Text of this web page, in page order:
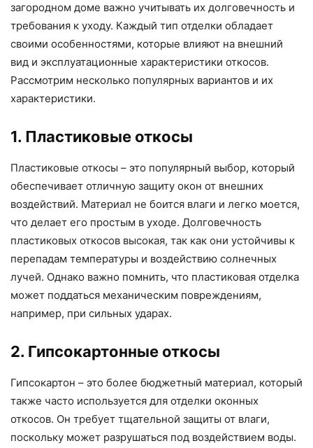
загородном доме важно учитывать их долговечность и
требования к уходу. Каждый тип отделки обладает
своими особенностями, которые влияют на внешний
вид и эксплуатационные характеристики откосов.
Рассмотрим несколько популярных вариантов и их
характеристики.
1. Пластиковые откосы
Пластиковые откосы – это популярный выбор, который
обеспечивает отличную защиту окон от внешних
воздействий. Материал не боится влаги и легко моется,
что делает его простым в уходе. Долговечность
пластиковых откосов высокая, так как они устойчивы к
перепадам температуры и воздействию солнечных
лучей. Однако важно помнить, что пластиковая отделка
может поддаться механическим повреждениям,
например, при сильных ударах.
2. Гипсокартонные откосы
Гипсокартон – это более бюджетный материал, который
также часто используется для отделки оконных
откосов. Он требует тщательной защиты от влаги,
поскольку может разрушаться под воздействием воды.